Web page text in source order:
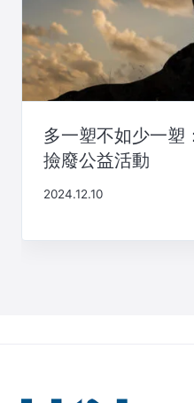
多一塑不如少一塑
撿廢公益活動
2024.12.10